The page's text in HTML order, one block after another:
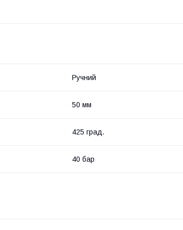
Ручний
50 мм
425 град.
40 бар